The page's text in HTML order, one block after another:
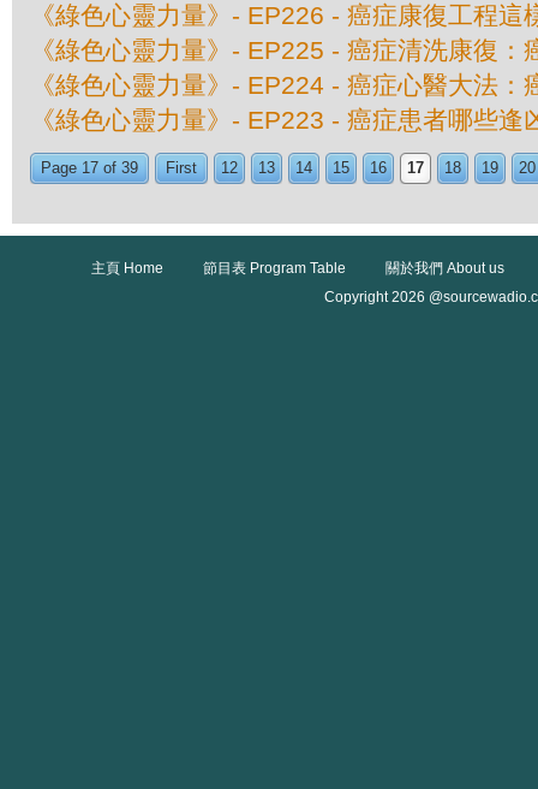
《綠色心靈力量》- EP226 - 癌症康復工程
《綠色心靈力量》- EP225 - 癌症清洗康復：
《綠色心靈力量》- EP224 - 癌症心醫大法：
《綠色心靈力量》- EP223 - 癌症患者哪些
Page 17 of 39 First 12 13 14 15 16 17 18 19 20
主頁 Home 節目表 Program Table
關於我們 About us
Copyright 2026